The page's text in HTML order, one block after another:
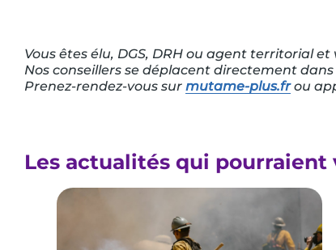
Vous êtes élu, DGS, DRH ou agent territorial
Nos conseillers se déplacent directement dans
Prenez-rendez-vous sur mutame-plus.frou
Les actualités qui pourraient